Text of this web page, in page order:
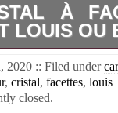
À
LOUIS OU
son
: 42 cm
L’item
2020 :: Filed under
, cristal, facettes, louis
closed.